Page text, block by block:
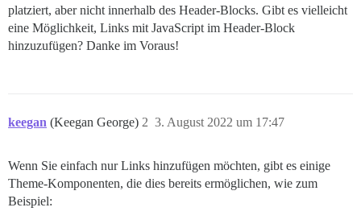
platziert, aber nicht innerhalb des Header-Blocks. Gibt es vielleicht
eine Möglichkeit, Links mit JavaScript im Header-Block
hinzuzufügen? Danke im Voraus!
keegan (Keegan George) 3. August 2022 um 17:47
2
Wenn Sie einfach nur Links hinzufügen möchten, gibt es einige
Theme-Komponenten, die dies bereits ermöglichen, wie zum
Beispiel: